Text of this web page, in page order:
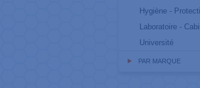
Hygiène -
Laboratoire -
Université
PAR MARQUE